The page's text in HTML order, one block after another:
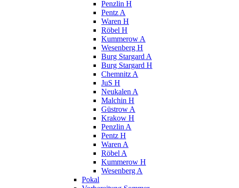
Penzlin H
Pentz A
Waren H
Röbel H
Kummerow A
Wesenberg H
Burg Stargard A
Burg Stargard H
Chemnitz A
JuS H
Neukalen A
Malchin H
Güstrow A
Krakow H
Penzlin A
Pentz H
Waren A
Röbel A
Kummerow H
Wesenberg A
Pokal